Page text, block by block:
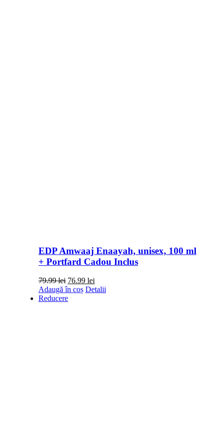
EDP Amwaaj Enaayah, unisex, 100 ml
+ Portfard Cadou Inclus
79.99lei Prețul
inițial
a
76.99 leiPrețul
curent
Adaugă în coș Detalii
Reducere